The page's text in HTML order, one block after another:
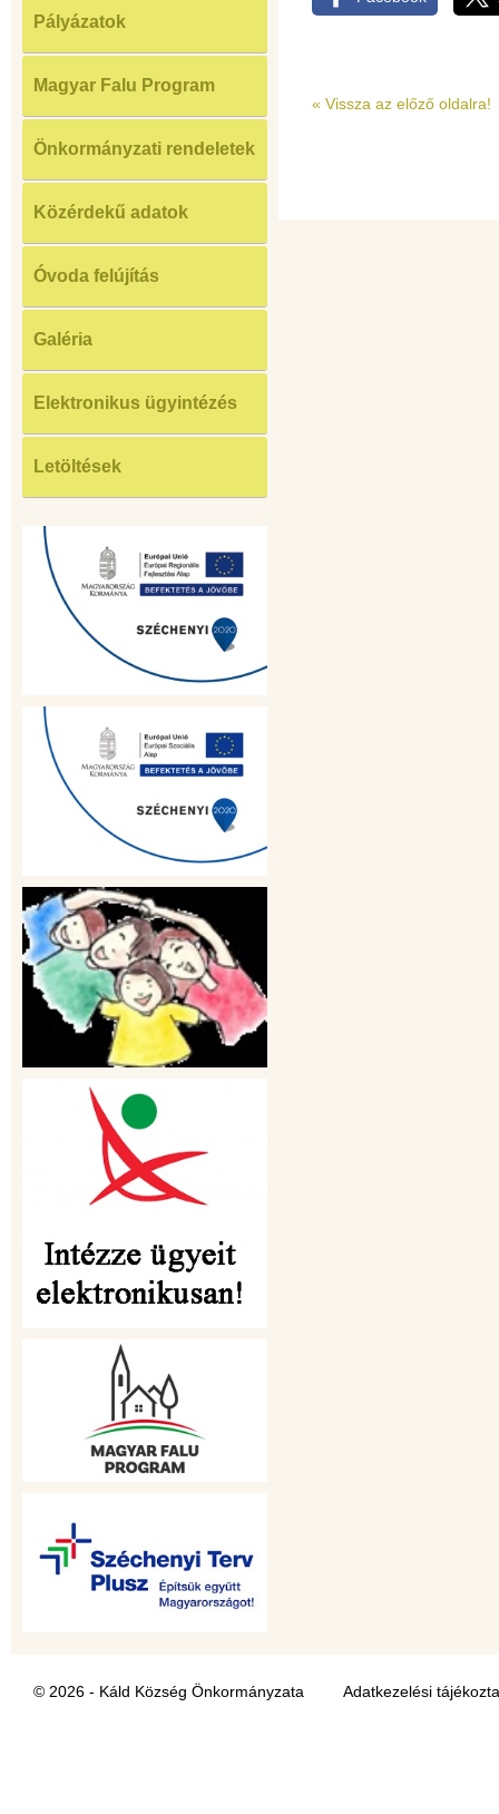
Pályázatok
Magyar Falu Program
Önkormányzati rendeletek
Közérdekű adatok
Óvoda felújítás
Galéria
Elektronikus ügyintézés
Letöltések
« Vissza az előző oldalra!
© 2026 - Káld Község Önkormányzata Adatkezelési